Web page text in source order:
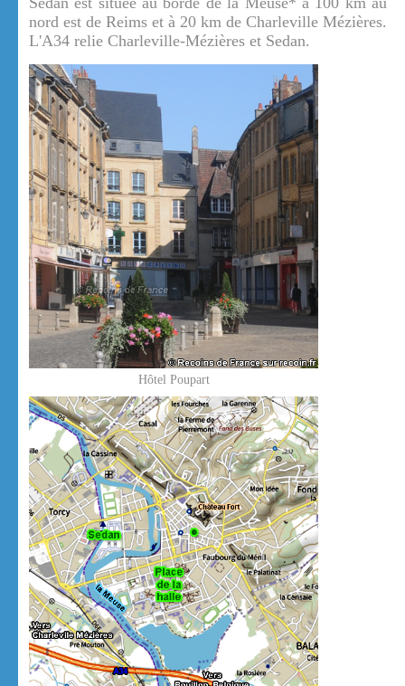
nord est de Reims et à 20 km de Charleville Mézières.
L'A34 relie Charleville-Mézières et Sedan.
Hôtel Poupart